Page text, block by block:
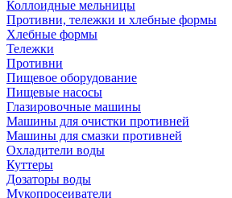
Коллоидные мельницы
Противни, тележки и хлебные формы
Хлебные формы
Тележки
Противни
Пищевое оборудование
Пищевые насосы
Глазировочные машины
Машины для очистки противней
Машины для смазки противней
Охладители воды
Куттеры
Дозаторы воды
Мукопросеиватели